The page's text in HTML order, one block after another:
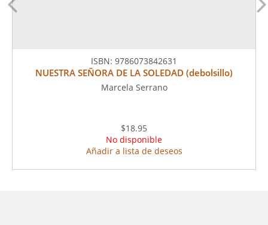
ISBN: 9786073842631
NUESTRA SEÑORA DE LA SOLEDAD (debolsillo)
Marcela Serrano
$18.95
No disponible
Añadir a lista de deseos